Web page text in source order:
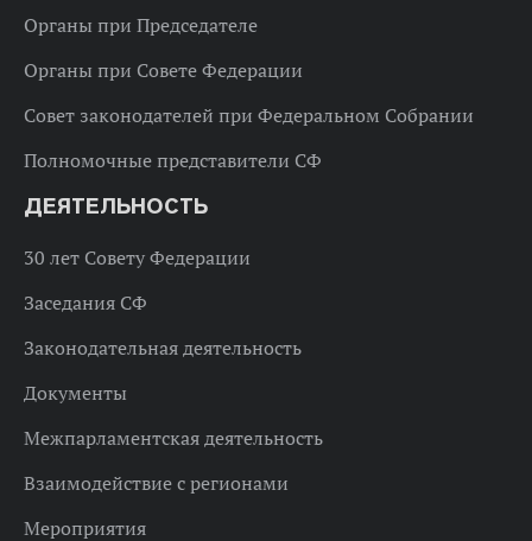
Органы при Председателе
Органы при Совете Федерации
Совет законодателей при Федеральном Собрании
Полномочные представители СФ
ДЕЯТЕЛЬНОСТЬ
30 лет Совету Федерации
Заседания СФ
Законодательная деятельность
Документы
Межпарламентская деятельность
Взаимодействие с регионами
Мероприятия